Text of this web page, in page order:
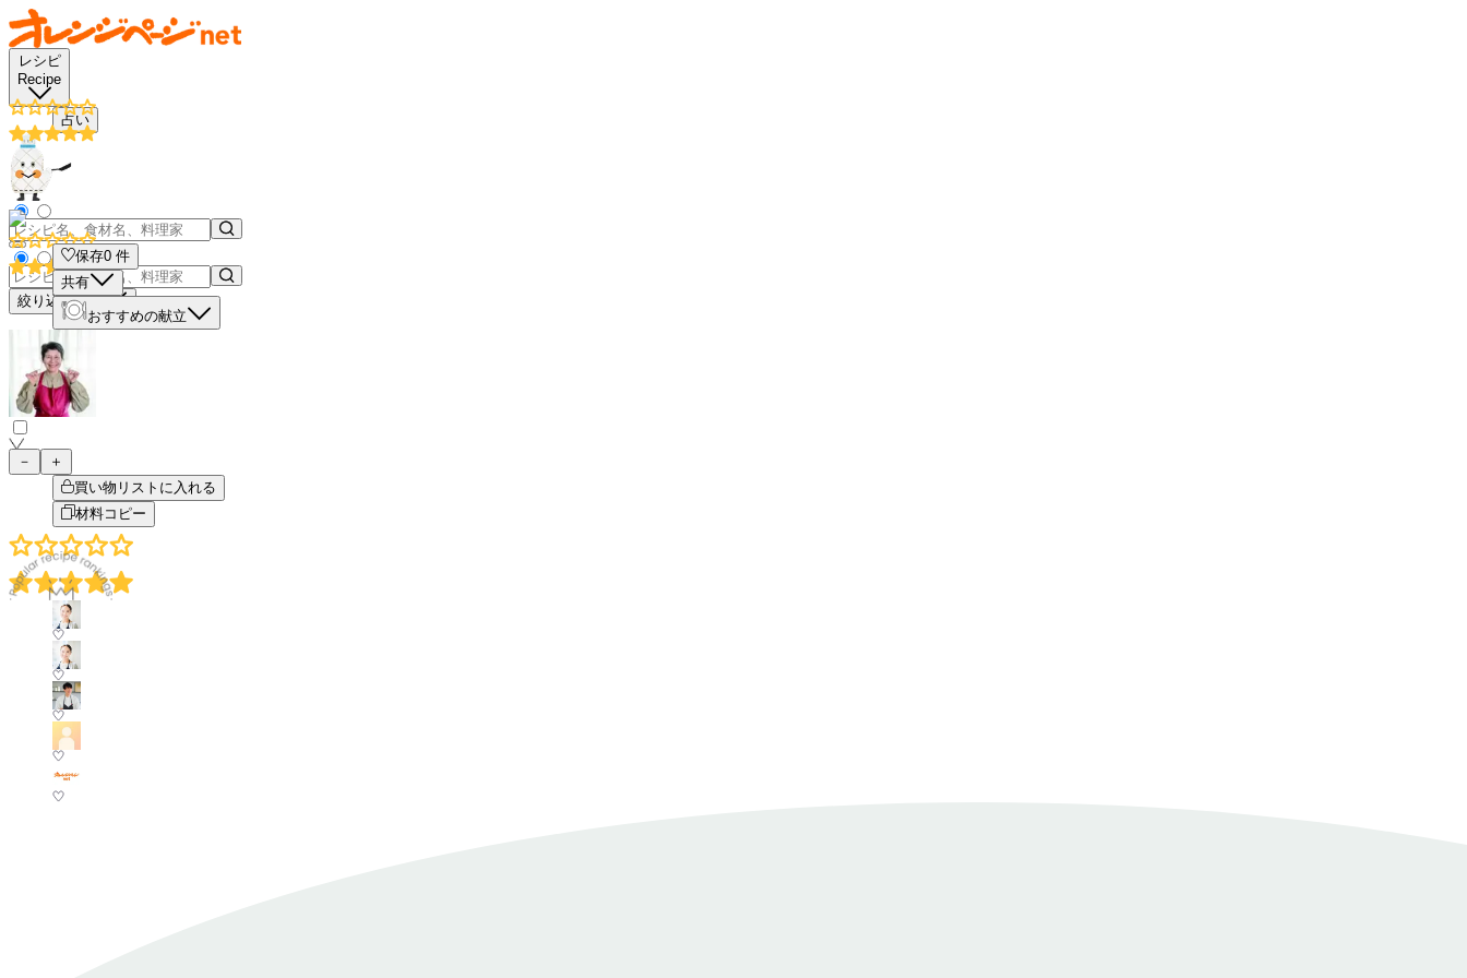
レシピ
Recipe
占い
絞り込み検索
保存0 件
共有
おすすめの献立
－
＋
買い物リストに入れる
材料コピー